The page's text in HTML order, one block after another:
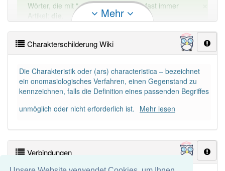
Wörter, die mit "-ung" enden, haben fast immer
Artikel:
die
Ausnahmen
Beispiele
DIE:11 043
DAS:2Ausnahmen Beispiele
Häufigkeit: 2 von 10
Mehr
Charakterschilderung Wiki
Die Charakteristik oder (ars) characteristica – bezeichnet
ein onomasiologisches Verfahren, einen Gegenstand zu
kennzeichnen, falls die Definition eines passenden Begriffes
unmöglich oder nicht erforderlich ist. Mehr lesen
Verbindungen